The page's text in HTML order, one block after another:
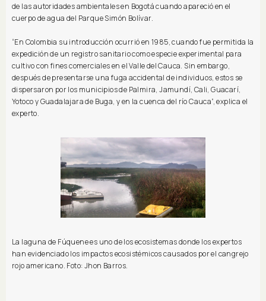
de las autoridades ambientales en Bogotá cuando apareció en el
cuerpo de agua del Parque Simón Bolívar.
“En Colombia su introducción ocurrió en 1985, cuando fue permitida la
expedición de un registro sanitario como especie experimental para
cultivo con fines comerciales en el Valle del Cauca. Sin embargo,
después de presentarse una fuga accidental de individuos, estos se
dispersaron por los municipios de Palmira, Jamundí, Cali, Guacarí,
Yotoco y Guadalajara de Buga, y en la cuenca del río Cauca”, explica el
experto.
La laguna de Fúquene es uno de los ecosistemas donde los expertos
han evidenciado los impactos ecosistémicos causados por el cangrejo
rojo americano. Foto: Jhon Barros.